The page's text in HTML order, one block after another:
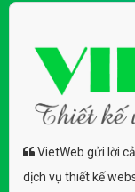
VietWeb gửi lời
dịch vụ thiết kế